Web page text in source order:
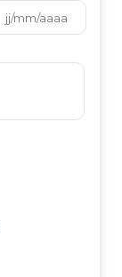
MM
JJ
slash